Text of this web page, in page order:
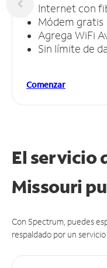
Internet con
Módem gratis
Agrega WiFi
Sin límite de
Comenzar
El servicio
Missouri
Con Spectrum, puedes
respaldado por un